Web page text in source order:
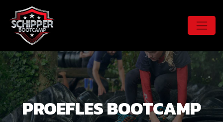
PROEFLES BOOTCAMP